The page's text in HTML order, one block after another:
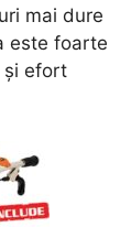
mai dure
este foarte
și efort